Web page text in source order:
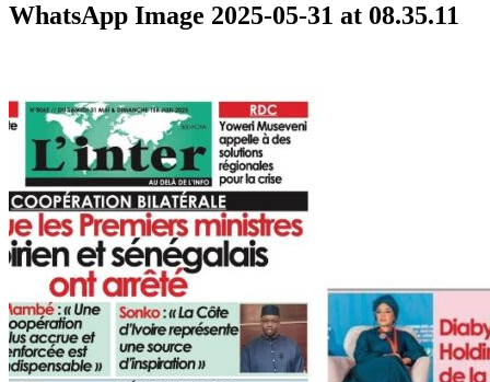
WhatsApp Image 2025-05-31 at 08.35.11